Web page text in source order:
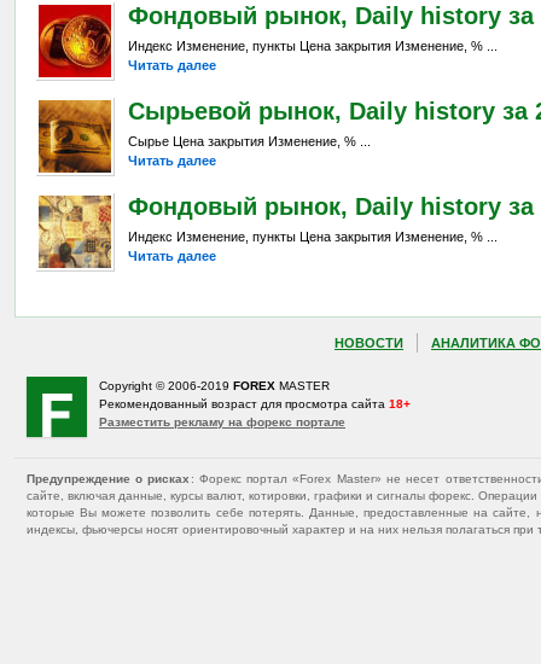
Фондовый рынок, Daily history за
Индекс Изменение, пункты Цена закрытия Изменение, % ...
Читать далее
Сырьевой рынок, Daily history за
Сырье Цена закрытия Изменение, % ...
Читать далее
Фондовый рынок, Daily history за
Индекс Изменение, пункты Цена закрытия Изменение, % ...
Читать далее
НОВОСТИ АНАЛИТИКА
Copyright © 2006-2019 FOREX MASTER
Рекомендованный возраст для просмотра сайта 18+
Разместить рекламу на форекс портале
Предупреждение о рисках : Форекс портал «Forex Master» не несет
сайте, включая данные, курсы валют, котировки, графики и сигналы форекс.
которые Вы можете позволить себе потерять. Данные, предоставленные на
индексы, фьючерсы носят ориентировочный характер и на них нельзя полагаться при